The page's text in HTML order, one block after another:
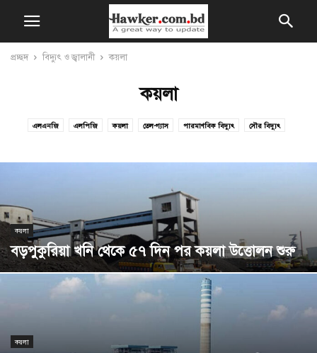
প্রচ্ছদ বিদ্যুৎ ও জ্বালানী কয়লা
কয়লা
এলএনজি এলপিজি কয়লা তেল-গ্যাস পারমাণবিক বিদ্যুৎ সৌর বিদ্যুৎ
কয়লা
বড়পুকুরিয়া খনি থেকে ৫৭ দিন পর কয়লা উত্তোলন শুরু
কয়লা